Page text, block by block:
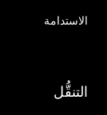
الاستدامة
التنقُّل